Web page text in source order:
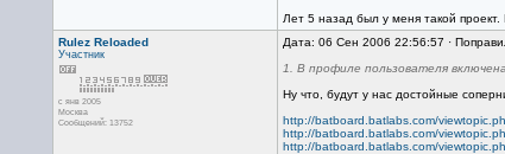
Лет 5 назад был у меня такой проект.
Rulez Reloaded
Участник
с янв 2005
Москва
Сообщений: 13752
Дата: 06 Сен 2006 22:56:57 ·
1. В профиле пользователя
Ну что, будут у нас достойные
http://batboard.batlabs.com/
http://batboard.batlabs.com/
http://batboard.batlabs.com/